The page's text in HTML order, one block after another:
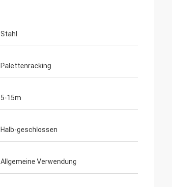
Stahl
Palettenracking
5-15m
Halb-geschlossen
Allgemeine Verwendung